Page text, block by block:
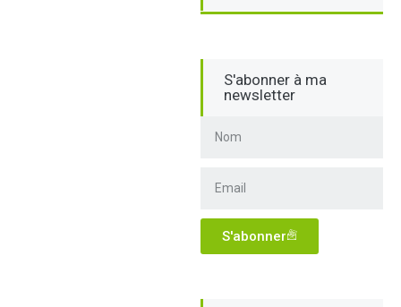
S'abonner à ma
newsletter
S'abonner